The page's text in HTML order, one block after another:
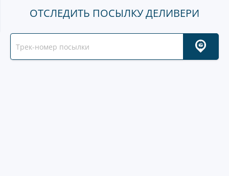
ОТСЛЕДИТЬ ПОСЫЛКУ ДЕЛИВЕРИ